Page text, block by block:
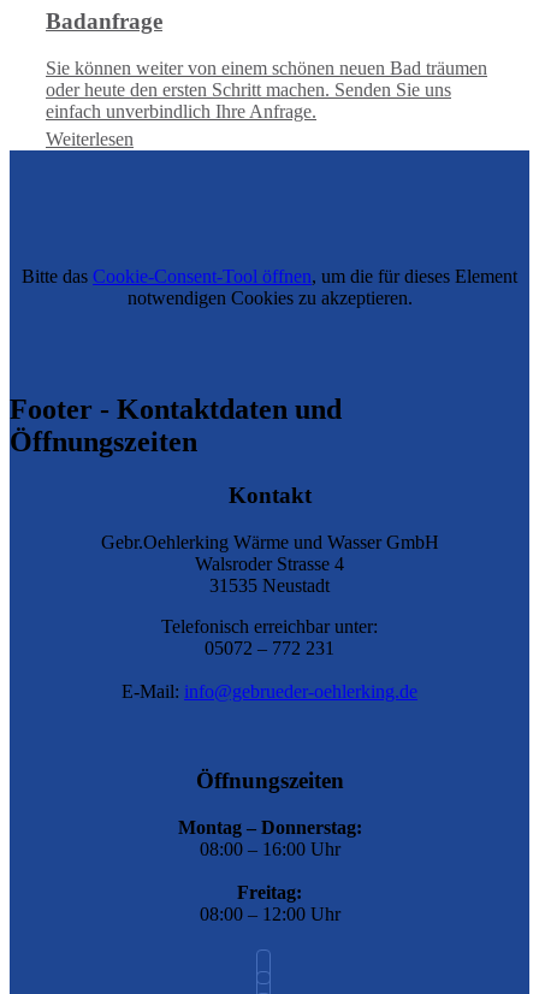
Badanfrage
Sie können weiter von einem schönen neuen Bad träumen
oder heute den ersten Schritt machen. Senden Sie uns
einfach unverbindlich Ihre Anfrage.
Weiterlesen
Bitte das Cookie-Consent-Tool öffnen, um die für dieses Element
notwendigen Cookies zu akzeptieren.
Footer - Kontaktdaten und
Öffnungszeiten
Kontakt
Gebr.Oehlerking Wärme und Wasser GmbH
Walsroder Strasse 4
31535 Neustadt
Telefonisch erreichbar unter:
05072 – 772 231
E-Mail: info@gebrueder-oehlerking.de
Öffnungszeiten
Montag – Donnerstag:
08:00 – 16:00 Uhr
Freitag:
08:00 – 12:00 Uhr